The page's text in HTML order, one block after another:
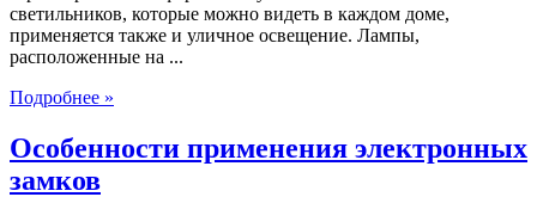
светильников, которые можно видеть в каждом доме,
применяется также и уличное освещение. Лампы,
расположенные на ...
Подробнее »
Особенности применения электронных
замков